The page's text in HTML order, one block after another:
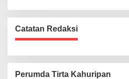
Catatan Redaksi
Perumda Tirta Kahuripan